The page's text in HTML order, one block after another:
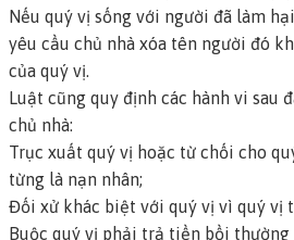
Nếu quý vị sống với người đã làm
yêu cầu chủ nhà xóa tên người đó
của quý vị.
Luật cũng quy định các hành vi sau
chủ nhà:
Trục xuất quý vị hoặc từ chối cho
từng là nạn nhân;
Đối xử khác biệt với quý vị vì quý vị
Buộc quý vị phải trả tiền bồi thường